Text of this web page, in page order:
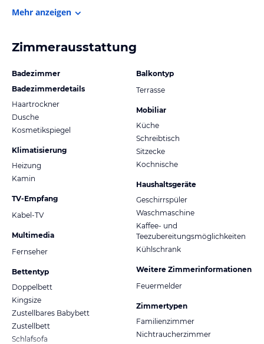
Mehr anzeigen
Zimmerausstattung
Badezimmer
Badezimmerdetails
Haartrockner
Dusche
Kosmetikspiegel
Klimatisierung
Heizung
Kamin
TV-Empfang
Kabel-TV
Multimedia
Fernseher
Bettentyp
Doppelbett
Kingsize
Zustellbares Babybett
Zustellbett
Schlafsofa
Balkontyp
Terrasse
Mobiliar
Küche
Schreibtisch
Sitzecke
Kochnische
Haushaltsgeräte
Geschirrspüler
Waschmaschine
Kaffee- und
Teezubereitungsmöglichkeiten
Kühlschrank
Weitere Zimmerinformationen
Feuermelder
Zimmertypen
Familienzimmer
Nichtraucherzimmer